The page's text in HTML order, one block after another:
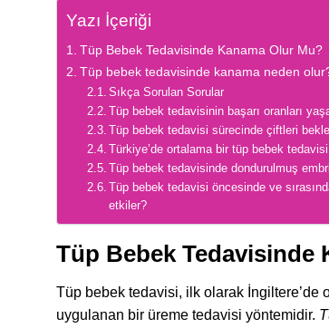
Yazı İçeriği
Tüp Bebek Tedavisinde Kanama Olur Mu?
Tüp bebek tedavisinde kanama neden
Sıkça Sorulan Sorular
Tüp bebek tedavisinin başarı oranları
Tüp bebek tedavisi sürecinde çiftleri
Türkiye’de ortalama bir tüp bebek
Tüp bebek tedavisinde dondurulmuş
Tüp bebek tedavisi öncesinde ve
etkiler?
Tüp Bebek Tedavisinde
Tüp bebek tedavisi, ilk olarak İngiltere’de
uygulanan bir üreme tedavisi yöntemidir.